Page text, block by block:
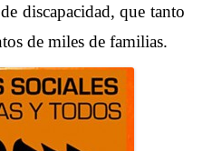
discapacidad, que tanto
de miles de familias.